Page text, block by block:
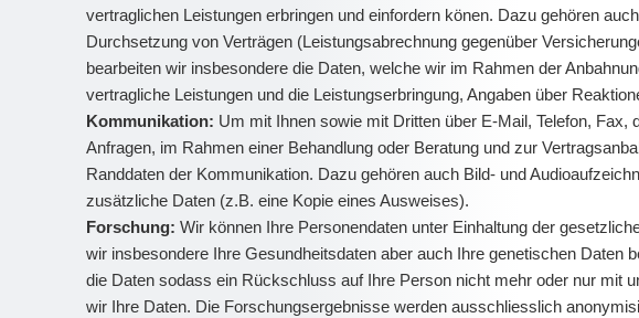
vertraglichen Leistungen erbringen und einfordern könen. Dazu gehören
Durchsetzung von Verträgen (Leistungsabrechnung gegenüber
bearbeiten wir insbesondere die Daten, welche wir im Rahmen der
vertragliche Leistungen und die Leistungserbringung, Angaben über
Kommunikation: Um mit Ihnen sowie mit Dritten über E-Mail, Telefon,
Anfragen, im Rahmen einer Behandlung oder Beratung und zur
Randdaten der Kommunikation. Dazu gehören auch Bild- und
zusätzliche Daten (z.B. eine Kopie eines Ausweises).
Forschung: Wir können Ihre Personendaten unter Einhaltung der
wir insbesondere Ihre Gesundheitsdaten aber auch Ihre genetischen
die Daten sodass ein Rückschluss auf Ihre Person nicht mehr oder nur mit
wir Ihre Daten. Die Forschungsergebnisse werden ausschliesslich